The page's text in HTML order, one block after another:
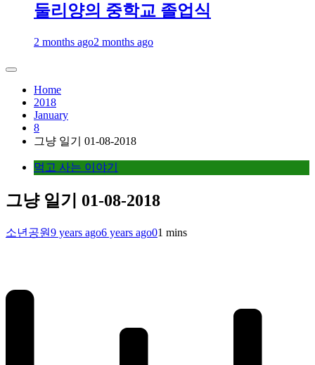
둘리양의 중학교 졸업식
2 months ago2 months ago
Home
2018
January
8
그냥 일기 01-08-2018
먹고 사는 이야기
그냥 일기 01-08-2018
소년공원9 years ago6 years ago01 mins